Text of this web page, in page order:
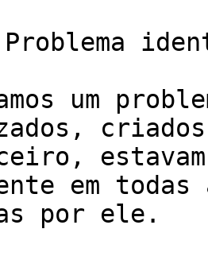
Problema
um
em
por ele.